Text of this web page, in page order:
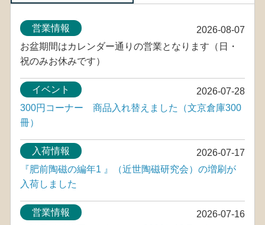
2026-08-07
営業情報
お盆期間はカレンダー通りの営業となります（日・
祝のみお休みです）
2026-07-28
イベント
300円コーナー 商品入れ替えました（文京倉庫300
冊）
2026-07-17
入荷情報
『肥前陶磁の編年1 』（近世陶磁研究会）の増刷が
入荷しました
2026-07-16
営業情報